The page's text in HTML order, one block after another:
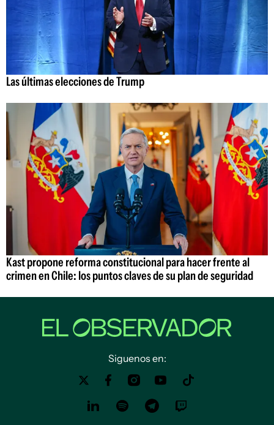
Las últimas elecciones de Trump
Kast propone reforma constitucional para hacer frente al
crimen en Chile: los puntos claves de su plan de seguridad
Siguenos en: